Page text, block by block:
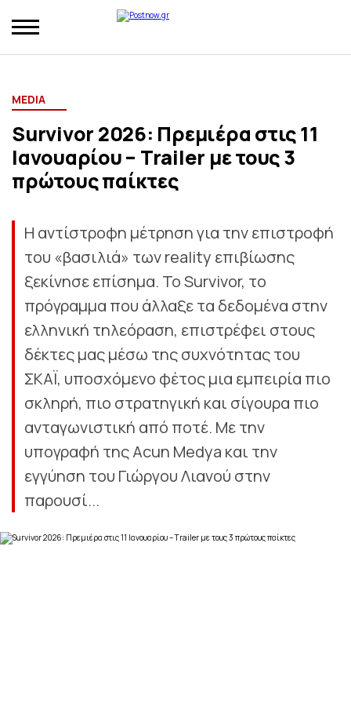
MEDIA
Survivor 2026: Πρεμιέρα στις 11
Ιανουαρίου – Trailer με τους 3
πρώτους παίκτες
Η αντίστροφη μέτρηση για την επιστροφή
του «βασιλιά» των reality επιβίωσης
ξεκίνησε επίσημα. Το Survivor, το
πρόγραμμα που άλλαξε τα δεδομένα στην
ελληνική τηλεόραση, επιστρέφει στους
δέκτες μας μέσω της συχνότητας του
ΣΚΑΪ, υποσχόμενο φέτος μια εμπειρία πιο
σκληρή, πιο στρατηγική και σίγουρα πιο
ανταγωνιστική από ποτέ. Με την
υπογραφή της Acun Medya και την
εγγύηση του Γιώργου Λιανού στην
παρουσί...